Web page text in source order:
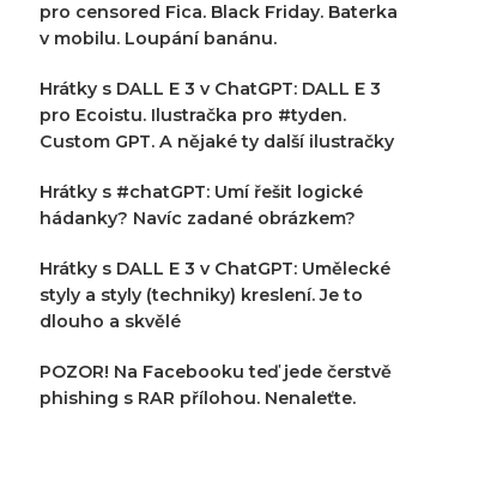
pro censored Fica. Black Friday. Baterka
v mobilu. Loupání banánu.
Hrátky s DALL E 3 v ChatGPT: DALL E 3
pro Ecoistu. Ilustračka pro #tyden.
Custom GPT. A nějaké ty další ilustračky
Hrátky s #chatGPT: Umí řešit logické
hádanky? Navíc zadané obrázkem?
Hrátky s DALL E 3 v ChatGPT: Umělecké
styly a styly (techniky) kreslení. Je to
dlouho a skvělé
POZOR! Na Facebooku teď jede čerstvě
phishing s RAR přílohou. Nenaleťte.